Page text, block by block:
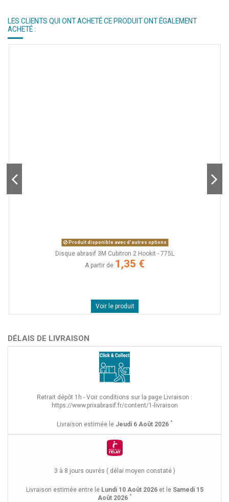
LES CLIENTS QUI ONT ACHETÉ CE PRODUIT ONT ÉGALEMENT
ACHETÉ :
Produit disponible avec d'autres options
Disque abrasif 3M Cubitron 2 Hookit - 775L
A partir de 1,35 €
Voir le produit
DÉLAIS DE LIVRAISON
Retrait dépôt 1h - Voir conditions sur la page Livraison :
https://www.prixabrasif.fr/content/1-livraison
Livraison estimée le Jeudi 6 Août 2026 *
3 à 8 jours ouvrés ( délai moyen constaté )
Livraison estimée entre le Lundi 10 Août 2026et le Samedi 15
Août 2026 *